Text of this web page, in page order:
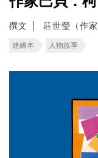
撰文 莊世瑩（作家
迷繪本 人物故事